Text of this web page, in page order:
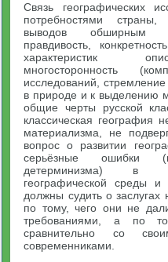
Связь географических
потребностями страны,
выводов обширным
правдивость,
характеристик
многосторонность
исследований,
в природе и к выделению
общие черты русской
классическая география
материализма, не
вопрос о развитии
серьёзные ошибки
детерминизма) в
географической среды и
должны судить о заслугах
по тому, чего они не
требованиями, а по
сравнительно со
современниками.